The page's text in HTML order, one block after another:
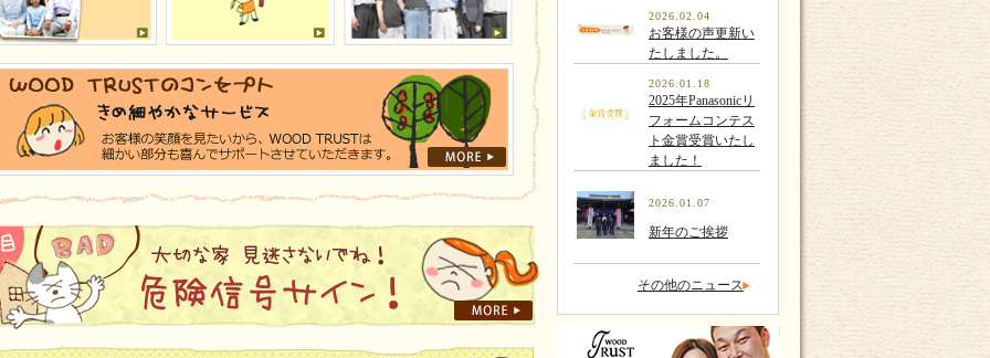
2026.02.04
お客様の声更新い
たしました。
2026.01.18
2025年Panasonicリ
フォームコンテス
ト金賞受賞いたし
ました！
2026.01.07
新年のご挨拶
その他のニュース